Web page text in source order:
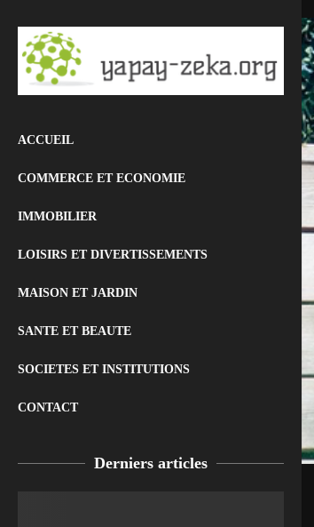
ACCUEIL
COMMERCE ET ECONOMIE
IMMOBILIER
LOISIRS ET DIVERTISSEMENTS
MAISON ET JARDIN
SANTE ET BEAUTE
SOCIETES ET INSTITUTIONS
CONTACT
Derniers articles